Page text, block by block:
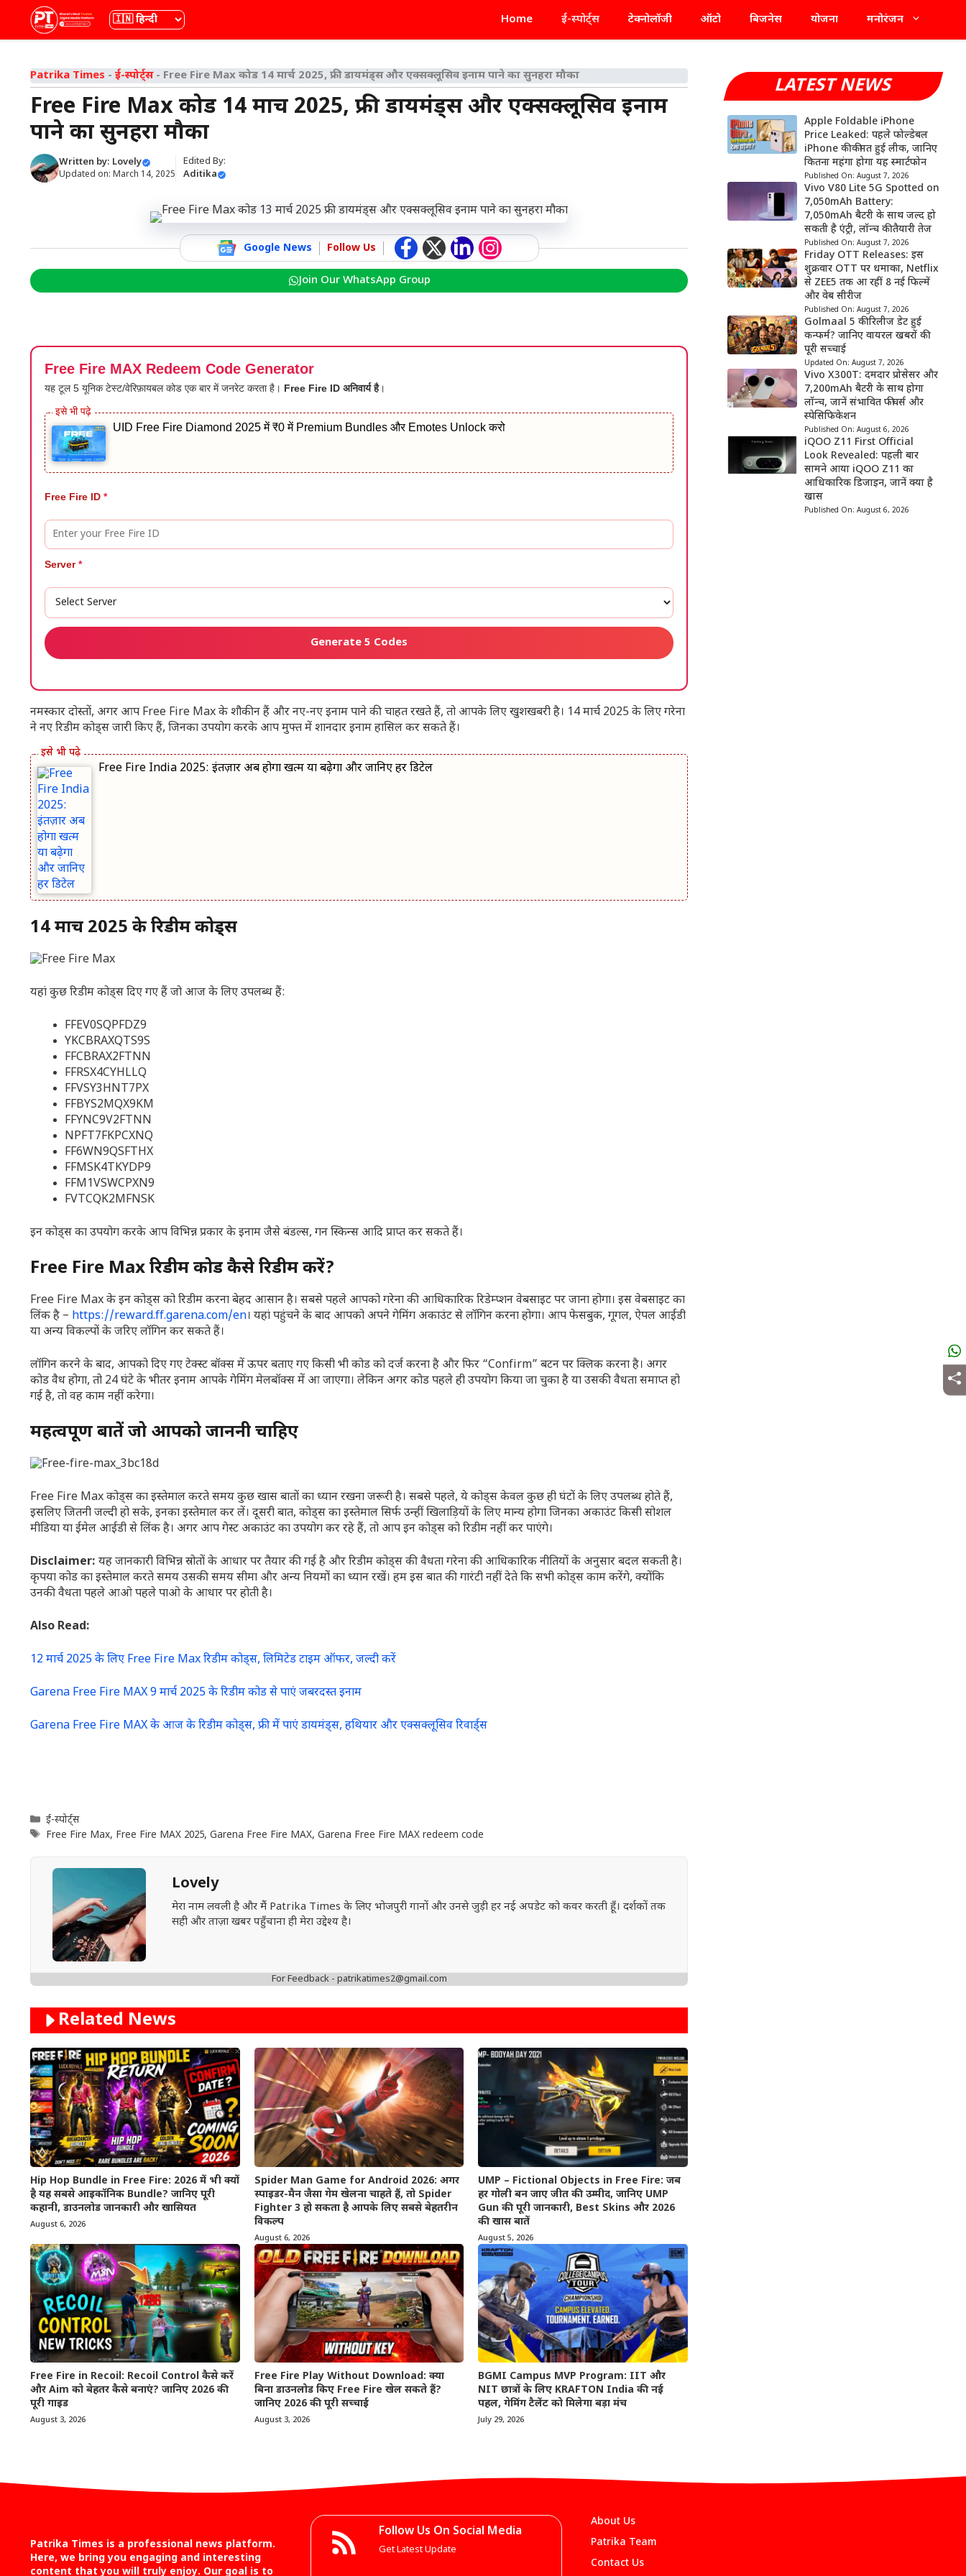
content
भाषा Home ई-स्पोर्ट्स टेक्नोलॉजी ऑटो बिजनेस योजना मनोरंजन
Patrika Times - ई-स्पोर्ट्स- Free Fire Max कोड 14 मार्च 2025, फ्री डायमंड्स और एक्सक्लूसिव इनाम पाने का सुनहरा मौका
Free Fire Max कोड 14 मार्च 2025, फ्री डायमंड्स और एक्सक्लूसिव इनाम
पाने का सुनहरा मौका
Written by: Lovely
Updated on: March 14, 2025
Edited By:
Aditika
Google News Follow Us
Join Our WhatsApp Group
Free Fire MAX Redeem Code Generator
यह टूल 5 यूनिक टेस्ट/वेरिफ़ायबल कोड एक बार में जनरेट करता है। Free Fire ID अनिवार्य है।
UID Free Fire Diamond 2025 में ₹0 में Premium Bundles और Emotes Unlock करो
Free Fire ID *
Server*
Generate 5 Codes
नमस्कार दोस्तों, अगर आप Free Fire Max के शौकीन हैं और नए-नए इनाम पाने की चाहत रखते हैं, तो आपके लिए खुशखबरी है। 14 मार्च 2025 के लिए गरेना
ने नए रिडीम कोड्स जारी किए हैं, जिनका उपयोग करके आप मुफ्त में शानदार इनाम हासिल कर सकते हैं।
Free Fire India 2025: इंतज़ार अब होगा खत्म या बढ़ेगा और जानिए हर डिटेल
14 मार्च 2025 के रिडीम कोड्स
यहां कुछ रिडीम कोड्स दिए गए हैं जो आज के लिए उपलब्ध हैं:
FFEV0SQPFDZ9
YKCBRAXQTS9S
FFCBRAX2FTNN
FFRSX4CYHLLQ
FFVSY3HNT7PX
FFBYS2MQX9KM
FFYNC9V2FTNN
NPFT7FKPCXNQ
FF6WN9QSFTHX
FFMSK4TKYDP9
FFM1VSWCPXN9
FVTCQK2MFNSK
इन कोड्स का उपयोग करके आप विभिन्न प्रकार के इनाम जैसे बंडल्स, गन स्किन्स आदि प्राप्त कर सकते हैं।
Free Fire Max रिडीम कोड कैसे रिडीम करें?
Free Fire Max के इन कोड्स को रिडीम करना बेहद आसान है। सबसे पहले आपको गरेना की आधिकारिक रिडेम्प्शन वेबसाइट पर जाना होगा। इस वेबसाइट का
लिंक है – https://reward.ff.garena.com/en। यहां पहुंचने के बाद आपको अपने गेमिंग अकाउंट से लॉगिन करना होगा। आप फेसबुक, गूगल, ऐपल आईडी
या अन्य विकल्पों के जरिए लॉगिन कर सकते हैं।
लॉगिन करने के बाद, आपको दिए गए टेक्स्ट बॉक्स में ऊपर बताए गए किसी भी कोड को दर्ज करना है और फिर “Confirm” बटन पर क्लिक करना है। अगर
कोड वैध होगा, तो 24 घंटे के भीतर इनाम आपके गेमिंग मेलबॉक्स में आ जाएगा। लेकिन अगर कोड पहले ही उपयोग किया जा चुका है या उसकी वैधता समाप्त हो
गई है, तो वह काम नहीं करेगा।
महत्वपूर्ण बातें जो आपको जाननी चाहिए
Free Fire Max कोड्स का इस्तेमाल करते समय कुछ खास बातों का ध्यान रखना जरूरी है। सबसे पहले, ये कोड्स केवल कुछ ही घंटों के लिए उपलब्ध होते हैं,
इसलिए जितनी जल्दी हो सके, इनका इस्तेमाल कर लें। दूसरी बात, कोड्स का इस्तेमाल सिर्फ उन्हीं खिलाड़ियों के लिए मान्य होगा जिनका अकाउंट किसी सोशल
मीडिया या ईमेल आईडी से लिंक है। अगर आप गेस्ट अकाउंट का उपयोग कर रहे हैं, तो आप इन कोड्स को रिडीम नहीं कर पाएंगे।
Disclaimer: यह जानकारी विभिन्न स्रोतों के आधार पर तैयार की गई है और रिडीम कोड्स की वैधता गरेना की आधिकारिक नीतियों के अनुसार बदल सकती है।
कृपया कोड का इस्तेमाल करते समय उसकी समय सीमा और अन्य नियमों का ध्यान रखें। हम इस बात की गारंटी नहीं देते कि सभी कोड्स काम करेंगे, क्योंकि
उनकी वैधता पहले आओ पहले पाओ के आधार पर होती है।
Also Read:
12 मार्च 2025 के लिए Free Fire Max रिडीम कोड्स, लिमिटेड टाइम ऑफर, जल्दी करें
Garena Free Fire MAX 9 मार्च 2025 के रिडीम कोड से पाएं जबरदस्त इनाम
Garena Free Fire MAX के आज के रिडीम कोड्स, फ्री में पाएं डायमंड्स, हथियार और एक्सक्लूसिव रिवार्ड्स
Categories
ई-स्पोर्ट्स
Tags
Free Fire Max, Free Fire MAX 2025, Garena Free Fire MAX, Garena Free Fire MAX redeem code
Lovely
मेरा नाम लवली है और मैं Patrika Times के लिए भोजपुरी गानों और उनसे जुड़ी हर नई अपडेट को कवर करती हूँ। दर्शकों तक
सही और ताज़ा खबर पहुँचाना ही मेरा उद्देश्य है।
For Feedback - patrikatimes2@gmail.com
Related News
Hip Hop Bundle in Free Fire: 2026 में भी क्यों
है यह सबसे आइकॉनिक Bundle? जानिए पूरी
कहानी, डाउनलोड जानकारी और खासियत
August 6, 2026
Spider Man Game for Android 2026: अगर
स्पाइडर-मैन जैसा गेम खेलना चाहते हैं, तो Spider
Fighter 3 हो सकता है आपके लिए सबसे बेहतरीन
विकल्प
August 6, 2026
UMP – Fictional Objects in Free Fire: जब
हर गोली बन जाए जीत की उम्मीद, जानिए UMP
Gun की पूरी जानकारी, Best Skins और 2026
की खास बातें
August 5, 2026
Free Fire in Recoil: Recoil Control कैसे करें
और Aim को बेहतर कैसे बनाएं? जानिए 2026 की
पूरी गाइड
August 3, 2026
Free Fire Play Without Download: क्या
बिना डाउनलोड किए Free Fire खेल सकते हैं?
जानिए 2026 की पूरी सच्चाई
August 3, 2026
BGMI Campus MVP Program: IIT और
NIT छात्रों के लिए KRAFTON India की नई
पहल, गेमिंग टैलेंट को मिलेगा बड़ा मंच
July 29, 2026
LATEST NEWS
Apple Foldable iPhone
Price Leaked: पहले फोल्डेबल
iPhone की कीमत हुई लीक, जानिए
कितना महंगा होगा यह स्मार्टफोन
Published On: August 7, 2026
Vivo V80 Lite 5G Spotted on
7,050mAh Battery:
7,050mAh बैटरी के साथ जल्द हो
सकती है एंट्री, लॉन्च की तैयारी तेज
Published On: August 7, 2026
Friday OTT Releases: इस
शुक्रवार OTT पर धमाका, Netflix
से ZEE5 तक आ रहीं 8 नई फिल्में
और वेब सीरीज
Published On: August 7, 2026
Golmaal 5 की रिलीज डेट हुई
कन्फर्म? जानिए वायरल खबरों की
पूरी सच्चाई
Updated On: August 7, 2026
Vivo X300T: दमदार प्रोसेसर और
7,200mAh बैटरी के साथ होगा
लॉन्च, जानें संभावित फीचर्स और
स्पेसिफिकेशन
Published On: August 6, 2026
iQOO Z11 First Official
Look Revealed: पहली बार
सामने आया iQOO Z11 का
आधिकारिक डिजाइन, जानें क्या है
खास
Published On: August 6, 2026
Patrika Times is a professional news platform.
Here, we bring you engaging and interesting
content that you will truly enjoy. Our goal is to
Follow Us On Social Media
Get Latest Update
About Us
Patrika Team
Contact Us